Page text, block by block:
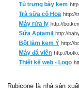
Tủ trưng bày kem
Trà sữa cô Hoa http://
Máy rửa ly http://
Sữa Aptamil http://
Bột làm kem Ý http://
Máy đá viên http://
Thiết kế web - Logo
Rubicone là nhà sản